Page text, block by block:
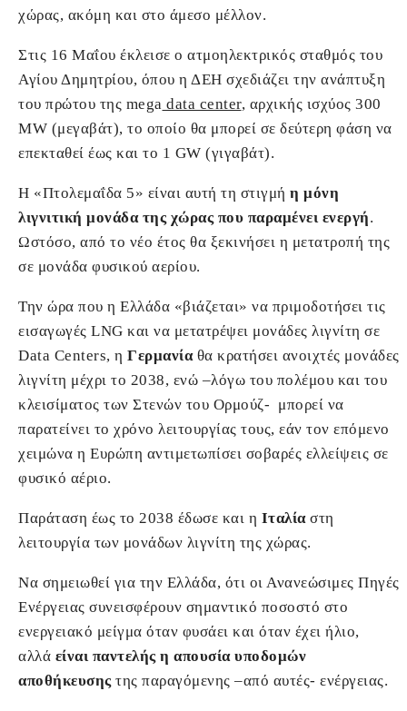
χώρας, ακόμη και στο άμεσο μέλλον.
Στις 16 Μαΐου έκλεισε ο ατμοηλεκτρικός σταθμός του
Αγίου Δημητρίου, όπου η ΔΕΗ σχεδιάζει την ανάπτυξη
του πρώτου της mega data center, αρχικής ισχύος 300
MW (μεγαβάτ), το οποίο θα μπορεί σε δεύτερη φάση να
επεκταθεί έως και το 1 GW (γιγαβάτ).
Η «Πτολεμαΐδα 5» είναι αυτή τη στιγμή η μόνη
λιγνιτική μονάδα της χώρας που παραμένει ενεργή.
Ωστόσο, από το νέο έτος θα ξεκινήσει η μετατροπή της
σε μονάδα φυσικού αερίου.
Την ώρα που η Ελλάδα «βιάζεται» να πριμοδοτήσει τις
εισαγωγές LNG και να μετατρέψει μονάδες λιγνίτη σε
Data Centers, η Γερμανίαθα κρατήσει ανοιχτές μονάδες
λιγνίτη μέχρι το 2038, ενώ –λόγω του πολέμου και του
κλεισίματος των Στενών του Ορμούζ- μπορεί να
παρατείνει το χρόνο λειτουργίας τους, εάν τον επόμενο
χειμώνα η Ευρώπη αντιμετωπίσει σοβαρές ελλείψεις σε
φυσικό αέριο.
Παράταση έως το 2038 έδωσε και η Ιταλίαστη
λειτουργία των μονάδων λιγνίτη της χώρας.
Να σημειωθεί για την Ελλάδα, ότι οι Ανανεώσιμες Πηγές
Ενέργειας συνεισφέρουν σημαντικό ποσοστό στο
ενεργειακό μείγμα όταν φυσάει και όταν έχει ήλιο,
αλλά είναι παντελής η απουσία υποδομών
αποθήκευσηςτης παραγόμενης –από αυτές- ενέργειας.